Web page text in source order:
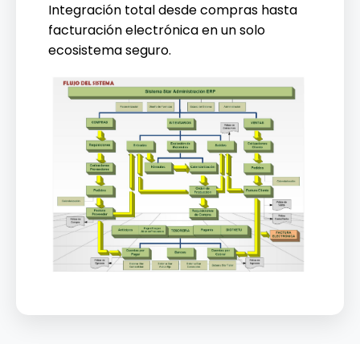
Integración total desde compras hasta
facturación electrónica en un solo
ecosistema seguro.